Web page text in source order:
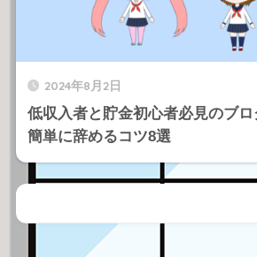
2024年8月2日
低収入者と貯金初心者必見のブ
簡単に辞めるコツ8選